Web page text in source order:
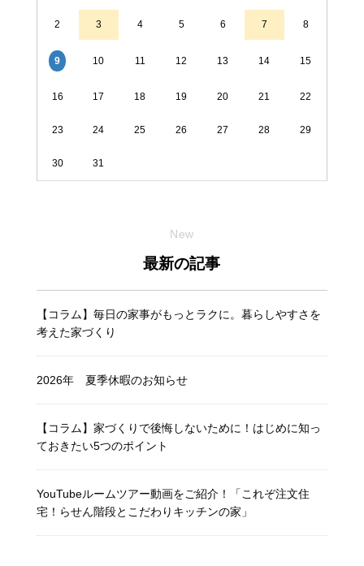
2 3 4 5 6 7 8
9 10 11 12 13 14 15
16 17 18 19 20 21 22
23 24 25 26 27 28 29
30 31
New
最新の記事
【コラム】毎日の家事がもっとラクに。暮らしやすさを
考えた家づくり
2026年 夏季休暇のお知らせ
【コラム】家づくりで後悔しないために！はじめに知っ
ておきたい5つのポイント
YouTubeルームツアー動画をご紹介！「これぞ注文住
宅！らせん階段とこだわりキッチンの家」